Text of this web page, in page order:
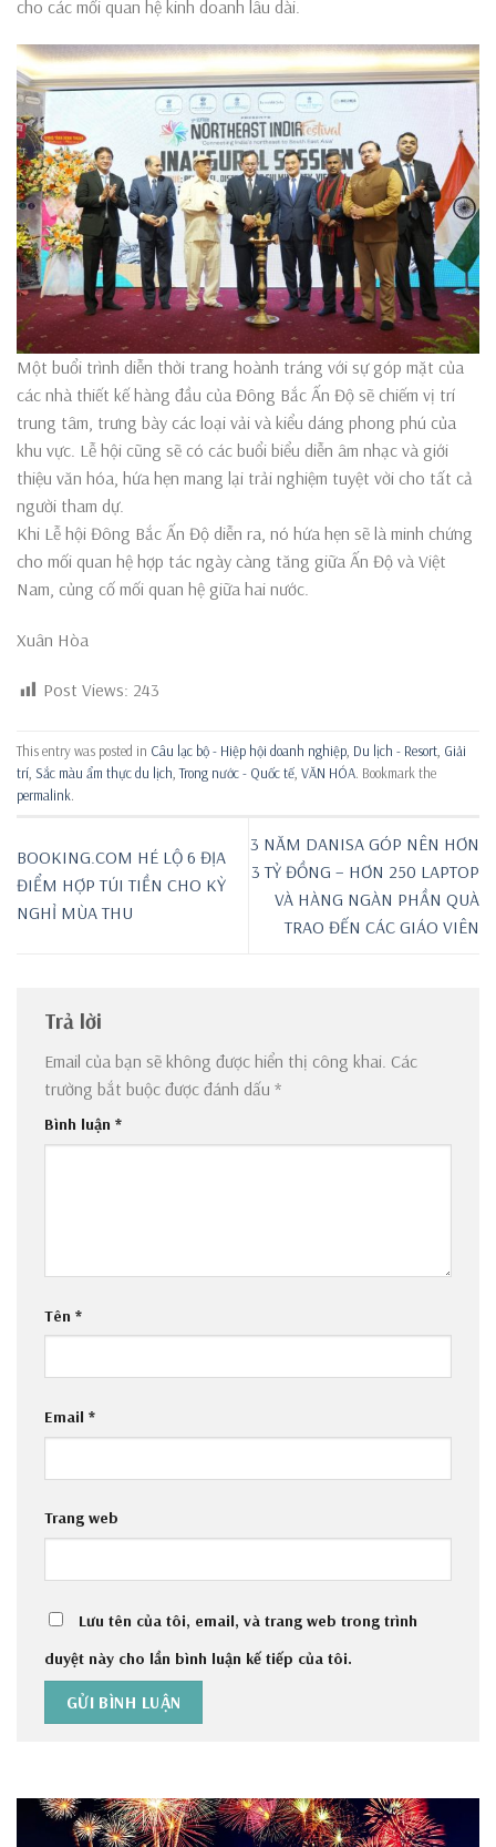
cho các mối quan hệ kinh doanh lâu dài.
Một buổi trình diễn thời trang hoành tráng với sự góp mặt của
các nhà thiết kế hàng đầu của Đông Bắc Ấn Độ sẽ chiếm vị trí
trung tâm, trưng bày các loại vải và kiểu dáng phong phú của
khu vực. Lễ hội cũng sẽ có các buổi biểu diễn âm nhạc và giới
thiệu văn hóa, hứa hẹn mang lại trải nghiệm tuyệt vời cho tất cả
người tham dự.
Khi Lễ hội Đông Bắc Ấn Độ diễn ra, nó hứa hẹn sẽ là minh chứng
cho mối quan hệ hợp tác ngày càng tăng giữa Ấn Độ và Việt
Nam, củng cố mối quan hệ giữa hai nước.
Xuân Hòa
Post Views: 243
This entry was posted in Câu lạc bộ - Hiệp hội doanh nghiệp Du lịch - Resort Giải
trí Sắc màu ẩm thực du lịch ,Trong nước - Quốc tế VĂN HÓA . Bookmark the
permalink
BOOKING.COM HÉ LỘ 6 ĐỊA
ĐIỂM HỢP TÚI TIỀN CHO KỲ
NGHỈ MÙA THU
3 NĂM DANISA GÓP NÊN HƠN
3 TỶ ĐỒNG – HƠN 250 LAPTOP
VÀ HÀNG NGÀN PHẦN QUÀ
TRAO ĐẾN CÁC GIÁO VIÊN
Trả lời
Email của bạn sẽ không được hiển thị công khai. Các
trường bắt buộc được đánh dấu *
Bình luận *
Tên *
Email *
Trang web
Lưu tên của tôi, email, và trang web trong trình
duyệt này cho lần bình luận kế tiếp của tôi.